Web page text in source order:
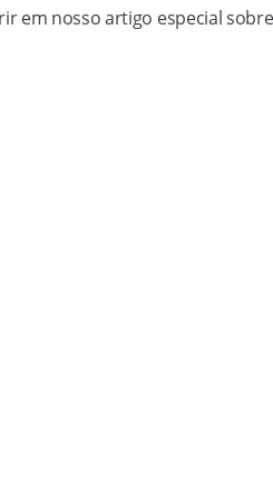
em nosso artigo especial